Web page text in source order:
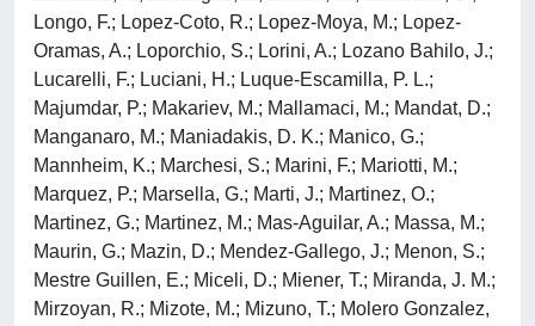
Longo, F.; Lopez-Coto, R.; Lopez-Moya, M.; Lopez-
Oramas, A.; Loporchio, S.; Lorini, A.; Lozano Bahilo, J.;
Lucarelli, F.; Luciani, H.; Luque-Escamilla, P. L.;
Majumdar, P.; Makariev, M.; Mallamaci, M.; Mandat, D.;
Manganaro, M.; Maniadakis, D. K.; Manico, G.;
Mannheim, K.; Marchesi, S.; Marini, F.; Mariotti, M.;
Marquez, P.; Marsella, G.; Marti, J.; Martinez, O.;
Martinez, G.; Martinez, M.; Mas-Aguilar, A.; Massa, M.;
Maurin, G.; Mazin, D.; Mendez-Gallego, J.; Menon, S.;
Mestre Guillen, E.; Miceli, D.; Miener, T.; Miranda, J. M.;
Mirzoyan, R.; Mizote, M.; Mizuno, T.; Molero Gonzalez,